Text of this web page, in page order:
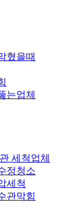
혔을때
는업체
세척업체
정청소
세척
관막힘